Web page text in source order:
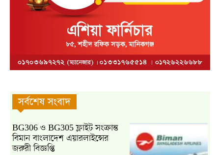
সর্বশেষ সংবাদ
BG306 ও BG305 ফ্লাইট সংক্রান্ত
বিমান বাংলাদেশ এয়ারলাইন্সের
জরুরী বিজ্ঞপ্তি